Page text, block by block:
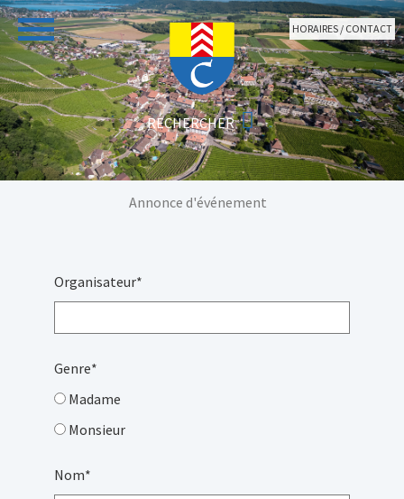
Aller au contenu principal
HORAIRES / CONTACT
Annonce d'événement
Organisateur*
Genre*
Madame
Monsieur
Nom*